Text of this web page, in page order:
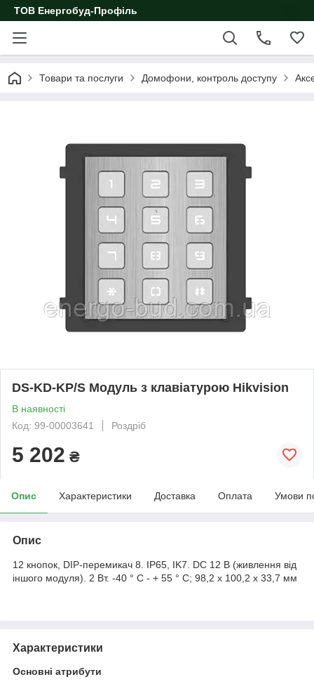
ТОВ Енергобуд-Профіль
Товари та послуги Домофони, контроль доступу
DS-KD-KP/S Модуль з клавіатурою Hikvision
В наявності
Код: 99-00003641
Роздріб
5 202 ₴
Опис Характеристики Доставка Оплата Умови
Опис
12 кнопок, DIP-перемикач 8. IP65, IK7. DC 12 В (живлення від
іншого модуля). 2 Вт. -40 ° C - + 55 ° C; 98,2 х 100,2 х 33,7 мм
Характеристики
Основні атрибути